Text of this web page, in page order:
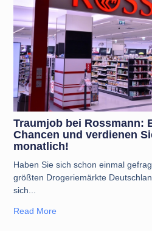
Traumjob bei Rossmann:
Chancen und verdienen
monatlich!
Haben Sie sich schon einmal
größten Drogeriemärkte
sich
Read More